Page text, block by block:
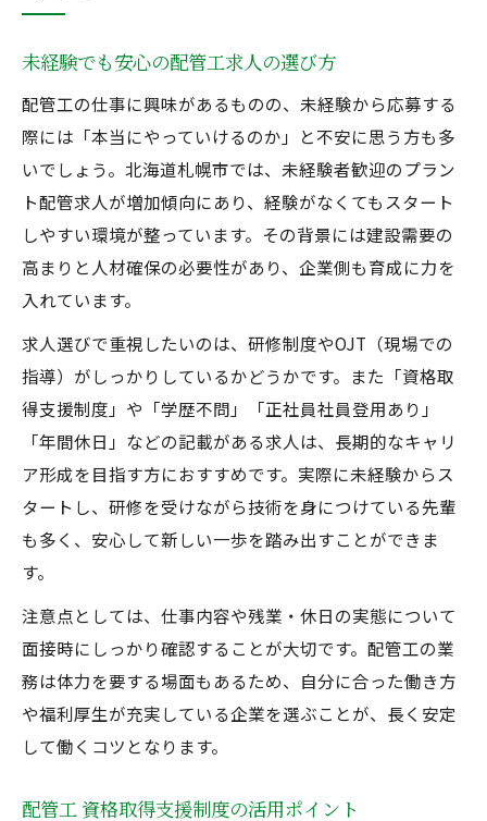
未経験でも安心の配管工求人の選び方
配管工の仕事に興味があるものの、未経験から応募する
際には「本当にやっていけるのか」と不安に思う方も多
いでしょう。北海道札幌市では、未経験者歓迎のプラン
ト配管求人が増加傾向にあり、経験がなくてもスタート
しやすい環境が整っています。その背景には建設需要の
高まりと人材確保の必要性があり、企業側も育成に力を
入れています。
求人選びで重視したいのは、研修制度やOJT（現場での
指導）がしっかりしているかどうかです。また「資格取
得支援制度」や「学歴不問」「正社員社員登用あり」
「年間休日」などの記載がある求人は、長期的なキャリ
ア形成を目指す方におすすめです。実際に未経験からス
タートし、研修を受けながら技術を身につけている先輩
も多く、安心して新しい一歩を踏み出すことができま
す。
注意点としては、仕事内容や残業・休日の実態について
面接時にしっかり確認することが大切です。配管工の業
務は体力を要する場面もあるため、自分に合った働き方
や福利厚生が充実している企業を選ぶことが、長く安定
して働くコツとなります。
配管工 資格取得支援制度の活用ポイント